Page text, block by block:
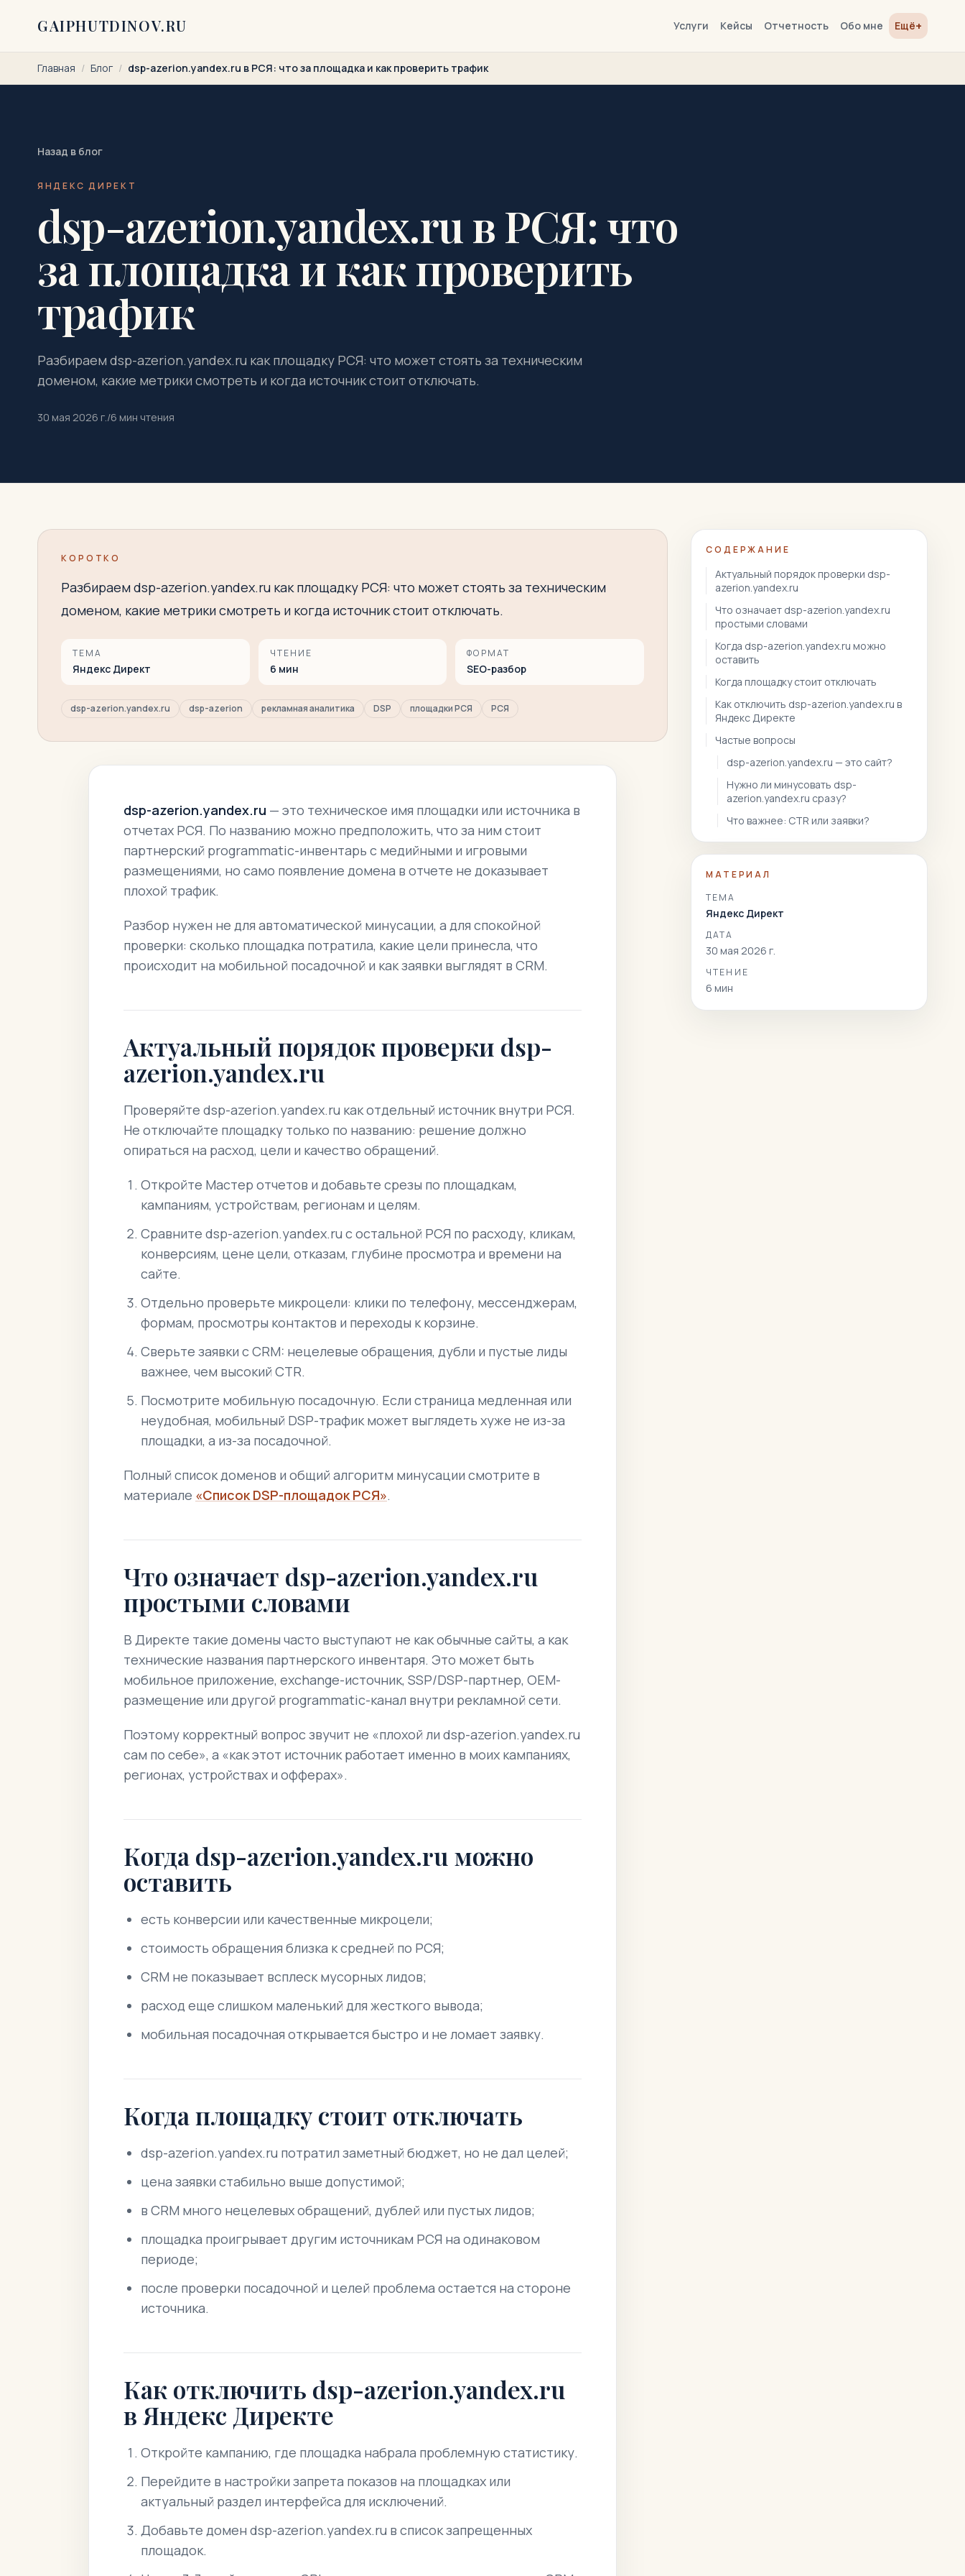
GAIPHUTDINOV.RU Услуги Кейсы Отчетность Обо мне Ещё+
Главная / Блог / dsp-azerion.yandex.ru в РСЯ: что за площадка и как проверить трафик
Назад в блог
ЯНДЕКС ДИРЕКТ
dsp-azerion.yandex.ru в РСЯ: что
за площадка и как проверить
трафик
Разбираем dsp-azerion.yandex.ru как площадку РСЯ: что может стоять за техническим
доменом, какие метрики смотреть и когда источник стоит отключать.
30 мая 2026 г./6 мин чтения
КОРОТКО
Разбираем dsp-azerion.yandex.ru как площадку РСЯ: что может стоять за техническим
доменом, какие метрики смотреть и когда источник стоит отключать.
ТЕМА
Яндекс Директ
ЧТЕНИЕ
6 мин
ФОРМАТ
SEO-разбор
dsp-azerion.yandex.ru dsp-azerion рекламная аналитика DSP площадки РСЯ РСЯ
dsp-azerion.yandex.ru — это техническое имя площадки или источника в
отчетах РСЯ. По названию можно предположить, что за ним стоит
партнерский programmatic-инвентарь с медийными и игровыми
размещениями, но само появление домена в отчете не доказывает
плохой трафик.
Разбор нужен не для автоматической минусации, а для спокойной
проверки: сколько площадка потратила, какие цели принесла, что
происходит на мобильной посадочной и как заявки выглядят в CRM.
Актуальный порядок проверки dsp-
azerion.yandex.ru
Проверяйте dsp-azerion.yandex.ru как отдельный источник внутри РСЯ.
Не отключайте площадку только по названию: решение должно
опираться на расход, цели и качество обращений.
Откройте Мастер отчетов и добавьте срезы по площадкам,
кампаниям, устройствам, регионам и целям.
Сравните dsp-azerion.yandex.ru с остальной РСЯ по расходу, кликам,
конверсиям, цене цели, отказам, глубине просмотра и времени на
сайте.
Отдельно проверьте микроцели: клики по телефону, мессенджерам,
формам, просмотры контактов и переходы к корзине.
Сверьте заявки с CRM: нецелевые обращения, дубли и пустые лиды
важнее, чем высокий CTR.
Посмотрите мобильную посадочную. Если страница медленная или
неудобная, мобильный DSP-трафик может выглядеть хуже не из-за
площадки, а из-за посадочной.
Полный список доменов и общий алгоритм минусации смотрите в
материале «Список DSP-площадок РСЯ».
Что означает dsp-azerion.yandex.ru
простыми словами
В Директе такие домены часто выступают не как обычные сайты, а как
технические названия партнерского инвентаря. Это может быть
мобильное приложение, exchange-источник, SSP/DSP-партнер, OEM-
размещение или другой programmatic-канал внутри рекламной сети.
Поэтому корректный вопрос звучит не «плохой ли dsp-azerion.yandex.ru
сам по себе», а «как этот источник работает именно в моих кампаниях,
регионах, устройствах и офферах».
Когда dsp-azerion.yandex.ru можно
оставить
есть конверсии или качественные микроцели;
стоимость обращения близка к средней по РСЯ;
CRM не показывает всплеск мусорных лидов;
расход еще слишком маленький для жесткого вывода;
мобильная посадочная открывается быстро и не ломает заявку.
Когда площадку стоит отключать
dsp-azerion.yandex.ru потратил заметный бюджет, но не дал целей;
цена заявки стабильно выше допустимой;
в CRM много нецелевых обращений, дублей или пустых лидов;
площадка проигрывает другим источникам РСЯ на одинаковом
периоде;
после проверки посадочной и целей проблема остается на стороне
источника.
Как отключить dsp-azerion.yandex.ru
в Яндекс Директе
Откройте кампанию, где площадка набрала проблемную статистику.
Перейдите в настройки запрета показов на площадках или
актуальный раздел интерфейса для исключений.
Добавьте домен dsp-azerion.yandex.ru в список запрещенных
площадок.
СОДЕРЖАНИЕ
Актуальный порядок проверки dsp-
azerion.yandex.ru
Что означает dsp-azerion.yandex.ru
простыми словами
Когда dsp-azerion.yandex.ru можно
оставить
Когда площадку стоит отключать
Как отключить dsp-azerion.yandex.ru в
Яндекс Директе
Частые вопросы
dsp-azerion.yandex.ru — это сайт?
Нужно ли минусовать dsp-
azerion.yandex.ru сразу?
Что важнее: CTR или заявки?
МАТЕРИАЛ
ТЕМА
Яндекс Директ
ДАТА
30 мая 2026 г.
ЧТЕНИЕ
6 мин